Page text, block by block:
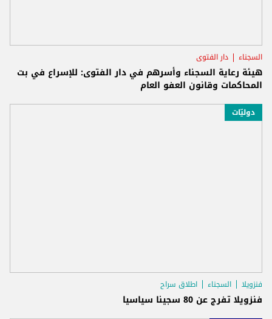
السجناء دار الفتوى
هيئة رعاية السجناء وأسرهم في دار الفتوى: للإسراع في بت
المحاكمات وقانون العفو العام
دوليّات
فنزويلا السجناء اطلاق سراح
فنزويلا تفرج عن 80 سجينا سياسيا